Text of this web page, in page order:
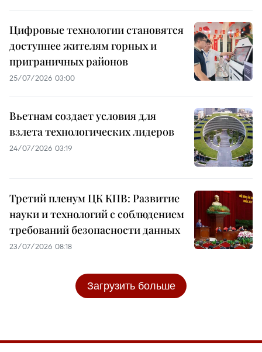
Цифровые технологии становятся
доступнее жителям горных и
приграничных районов
25/07/2026 03:00
Вьетнам создает условия для
взлета технологических лидеров
24/07/2026 03:19
Третий пленум ЦК КПВ: Развитие
науки и технологий с соблюдением
требований безопасности данных
23/07/2026 08:18
Загрузить больше